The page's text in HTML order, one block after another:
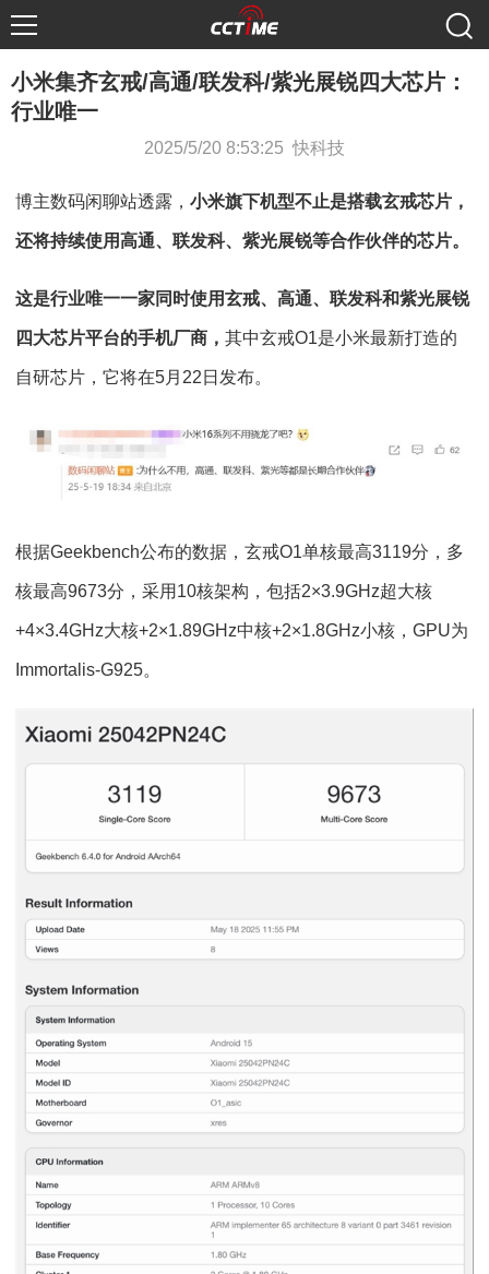
小米集齐玄戒/高通/联发科/紫光展锐四大芯片：
行业唯一
2025/5/20 8:53:25 快科技
博主数码闲聊站透露， 小米旗下机型不止是搭载玄戒芯片，
还将持续使用高通、联发科、紫光展锐等合作伙伴的芯片。
这是行业唯一一家同时使用玄戒、高通、联发科和紫光展锐
四大芯片平台的手机厂商， 其中玄戒O1是小米最新打造的
自研芯片，它将在5月22日发布。
根据Geekbench公布的数据，玄戒O1单核最高3119分，多
核最高9673分，采用10核架构，包括2×3.9GHz超大核
+4×3.4GHz大核+2×1.89GHz中核+2×1.8GHz小核，GPU为
Immortalis-G925。